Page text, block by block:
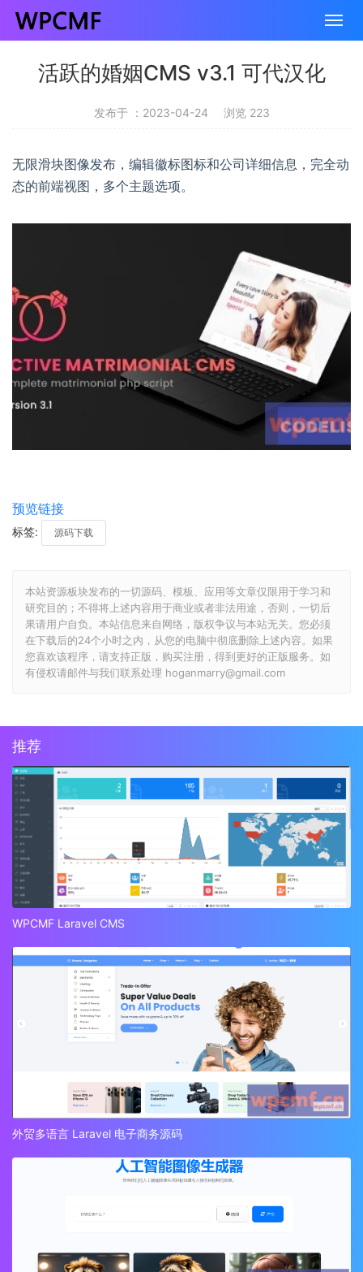
活跃的婚姻CMS v3.1 可代汉化
发布于 ：2023-04-24 浏览 223
无限滑块图像发布，编辑徽标图标和公司详细信息，完全动
态的前端视图，多个主题选项。
预览链接
标签: 源码下载
本站资源板块发布的一切源码、模板、应用等文章仅限用于学习和
研究目的；不得将上述内容用于商业或者非法用途，否则，一切后
果请用户自负。本站信息来自网络，版权争议与本站无关。您必须
在下载后的24个小时之内，从您的电脑中彻底删除上述内容。如果
您喜欢该程序，请支持正版，购买注册，得到更好的正版服务。如
有侵权请邮件与我们联系处理 hoganmarry@gmail.com
推荐
WPCMF Laravel CMS
外贸多语言 Laravel 电子商务源码